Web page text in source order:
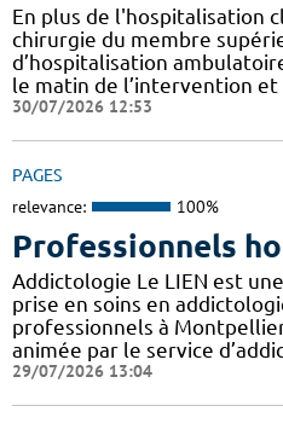
En plus de l'hospitalisation
chirurgie du membre
d’hospitalisation
le matin de l’intervention
30/07/2026 12:53
PAGES
relevance: 100%
Professionnels
Addictologie Le LIEN est
prise en soins en
professionnels à
animée par le service
29/07/2026 13:04